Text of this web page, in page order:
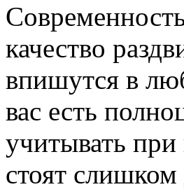
качество
впишутся в
вас есть
учитывать
стоят слишком